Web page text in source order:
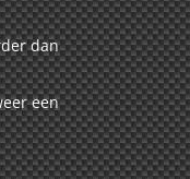
dan
een